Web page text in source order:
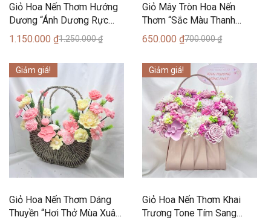
Giỏ Hoa Nến Thơm Hướng
Dương “Ánh Dương Rực
Rỡ” (40 Bông) – Can Lãnh
1.250.000₫
1.150.000 ₫
Giỏ Mây Tròn Hoa Nến
Thơm “Sắc Màu Thanh
Khiết” (17 Bông) – Can
700.000₫
650.000₫
Giảm giá!
Giỏ Hoa Nến Thơm Dáng
Thuyền “Hơi Thở Mùa Xuân”
Giảm giá!
Giỏ Hoa Nến Thơm Khai
Trương Tone Tím Sang